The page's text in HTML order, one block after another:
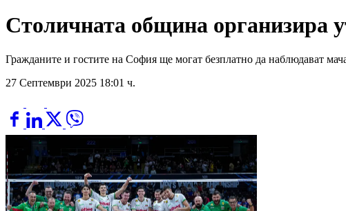
Столичната община организира
Гражданите и гостите на София ще могат безплатно да наблюдават
27 Септември 2025 18:01 ч.